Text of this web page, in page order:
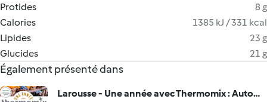
Protides
8 g
Calories
1385 kJ / 331 kcal
Lipides
23 g
Glucides
21 g
Également présenté dans
Larousse - Une année avec Thermomix : Automne - Été - Printemps - Hiver